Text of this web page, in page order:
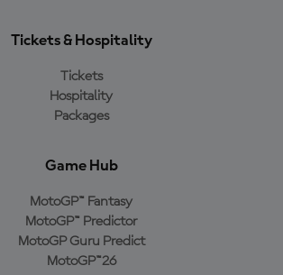
Tickets & Hospitality
Tickets
Hospitality
Packages
Game Hub
MotoGP™ Fantasy
MotoGP™ Predictor
MotoGP Guru Predict
MotoGP™26